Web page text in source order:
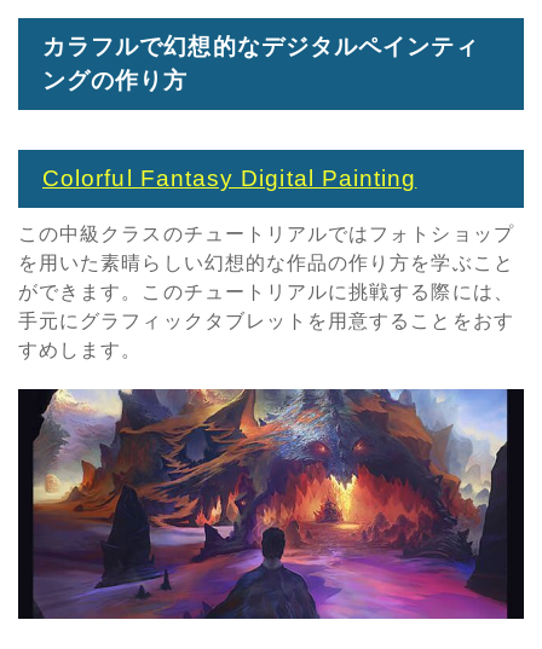
カラフルで幻想的なデジタルペインティ
ングの作り方
Colorful Fantasy Digital Painting
この中級クラスのチュートリアルではフォトショップ
を用いた素晴らしい幻想的な作品の作り方を学ぶこと
ができます。このチュートリアルに挑戦する際には、
手元にグラフィックタブレットを用意することをおす
すめします。